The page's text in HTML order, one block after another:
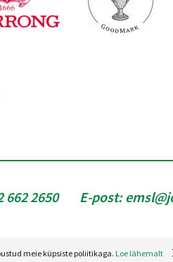
662 2650 E-post:
meie küpsiste poliitikaga. Loe lähemalt